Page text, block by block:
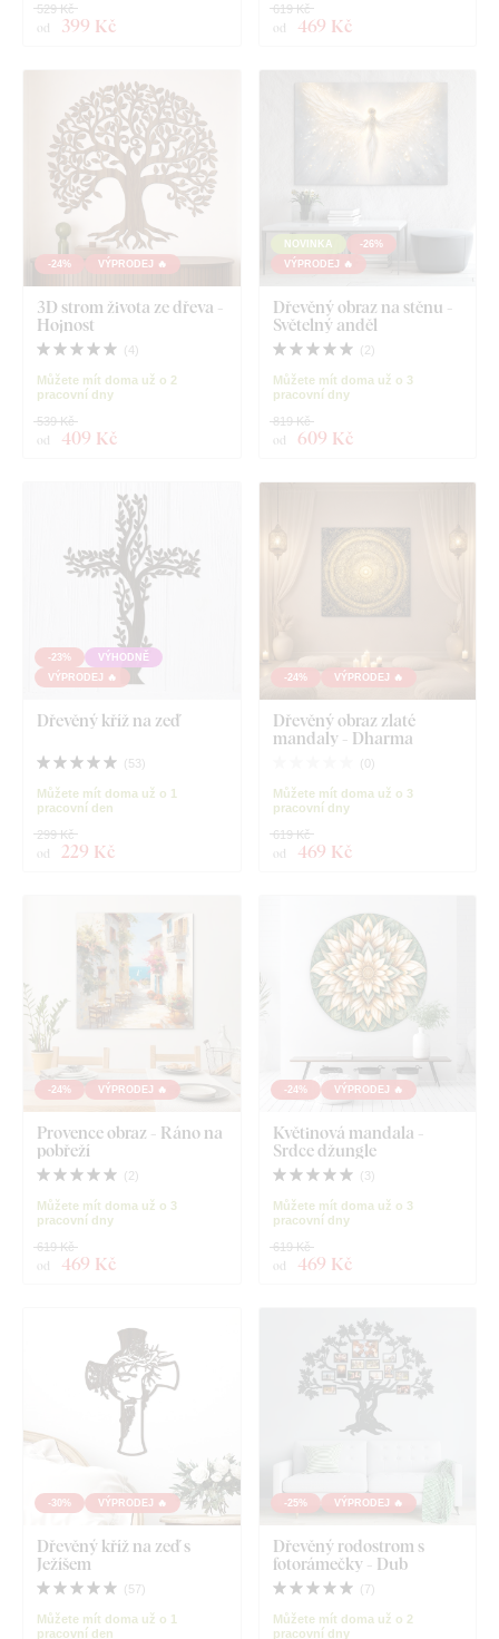
od 399 Kč
529 Kč
od 469 Kč
619 Kč
-24% VÝPRODEJ 🔥
3D strom života ze dřeva -
Hojnost
( 4)
Můžete mít doma už o 2
pracovní dny
od 409 Kč
539 Kč
NOVINKA
-26%
VÝPRODEJ 🔥
Dřevěný obraz na stěnu -
Světelný anděl
( 2)
Můžete mít doma už o 3
pracovní dny
od 609 Kč
819 Kč
-23%
VÝHODNĚ
VÝPRODEJ 🔥
Dřevěný kříž na zeď
( 53)
Můžete mít doma už o 1
pracovní den
od 229 Kč
299 Kč
-24% VÝPRODEJ 🔥
Dřevěný obraz zlaté
mandaly - Dharma
( 0)
Můžete mít doma už o 3
pracovní dny
od 469 Kč
619 Kč
-24% VÝPRODEJ 🔥
Provence obraz - Ráno na
pobřeží
( 2)
Můžete mít doma už o 3
pracovní dny
od 469 Kč
619 Kč
-24% VÝPRODEJ 🔥
Květinová mandala -
Srdce džungle
( 3)
Můžete mít doma už o 3
pracovní dny
od 469 Kč
619 Kč
-30% VÝPRODEJ 🔥
Dřevěný kříž na zeď s
Ježíšem
( 57)
Můžete mít doma už o 1
pracovní den
-25% VÝPRODEJ 🔥
Dřevěný rodostrom s
fotorámečky - Dub
( 7)
Můžete mít doma už o 2
pracovní dny